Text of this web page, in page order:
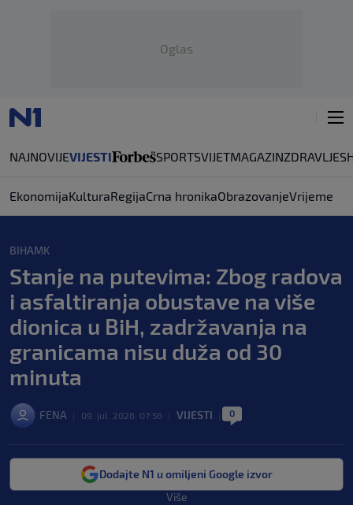
Oglas
NAJNOVIJEVIJESTI SPORTSVIJETMAGAZINZDRAVLJE
EkonomijaKulturaRegijaCrna hronikaObrazovanjeVrijeme
BIHAMK
Stanje na putevima: Zbog radova
i asfaltiranja obustave na više
dionica u BiH, zadržavanja na
granicama nisu duža od 30
minuta
FENA 09. jul. 2026. 07:56 VIJESTI 0
Dodajte N1 u omiljeni Google izvor
Više